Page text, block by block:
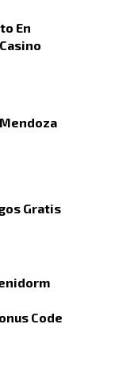
En
Gratis
Code
Aduanal
De Seguridad
Con